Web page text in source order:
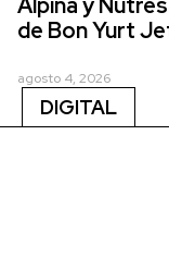
de Bon Yurt
agosto 4, 2026
DIGITAL